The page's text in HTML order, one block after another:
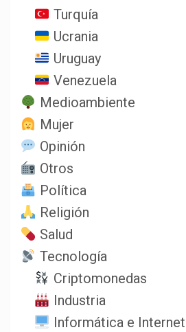
Turquía
Ucrania
Uruguay
Venezuela
Medioambiente
Mujer
Opinión
Otros
Política
Religión
Salud
Tecnología
Criptomonedas
Industria
Informática e Internet